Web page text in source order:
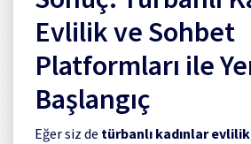
Evlilik ve Sohbet
Platformları ile
Başlangıç
Eğer siz de türbanlı kadınlar